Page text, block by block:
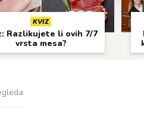
KVIZ
Razlikujete li ovih 7/7
vrsta mesa?